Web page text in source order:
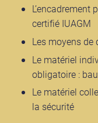
certifié IUAGM
Les moyens de
Le matériel
obligatoire :
Le matériel
la sécurité